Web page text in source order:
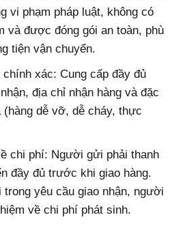
vi phạm pháp luật, không có
và được đóng gói an toàn, phù
tiện vận chuyển.
chính xác:Cung cấp đầy đủ
địa chỉ nhận hàng và đặc
(hàng dễ vỡ, dễ cháy, thực
chi phí: Người gửi phải thanh
đầy đủ trước khi giao hàng.
trong yêu cầu giao nhận, người
về chi phí phát sinh.